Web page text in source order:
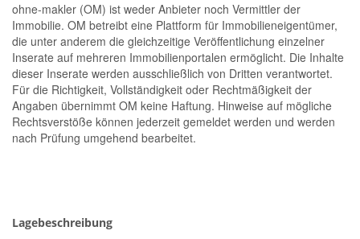
ohne-makler (OM) ist weder Anbieter noch Vermittler der
Immobilie. OM betreibt eine Plattform für Immobilieneigentümer,
die unter anderem die gleichzeitige Veröffentlichung einzelner
Inserate auf mehreren Immobilienportalen ermöglicht. Die Inhalte
dieser Inserate werden ausschließlich von Dritten verantwortet.
Für die Richtigkeit, Vollständigkeit oder Rechtmäßigkeit der
Angaben übernimmt OM keine Haftung. Hinweise auf mögliche
Rechtsverstöße können jederzeit gemeldet werden und werden
nach Prüfung umgehend bearbeitet.
Lagebeschreibung